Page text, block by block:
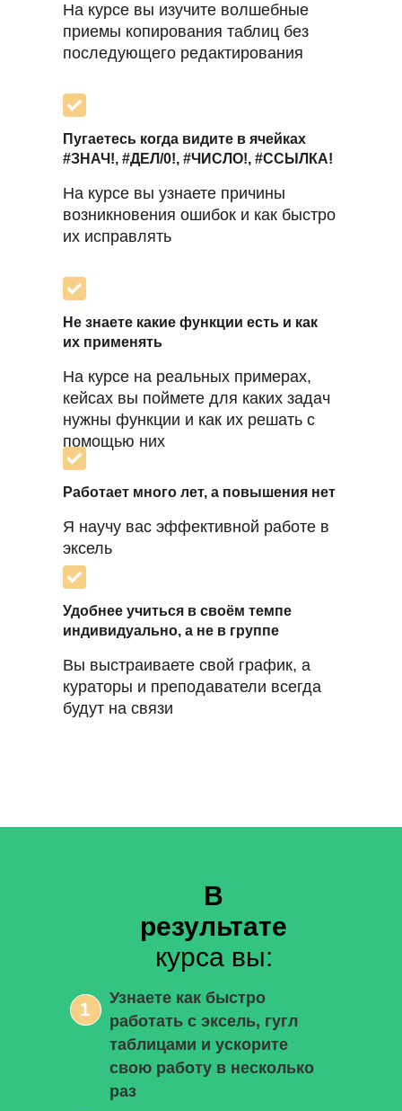
На курсе вы изучите волшебные
приемы копирования таблиц без
последующего редактирования
Пугаетесь когда видите в ячейках
#ЗНАЧ!, #ДЕЛ/0!, #ЧИСЛО!, #ССЫЛКА!
На курсе вы узнаете причины
возникновения ошибок и как быстро
их исправлять
Не знаете какие функции есть и как
их применять
На курсе на реальных примерах,
кейсах вы поймете для каких задач
нужны функции и как их решать с
помощью них
Работает много лет, а повышения нет
Я научу вас эффективной работе в
эксель
Удобнее учиться в своём темпе
индивидуально, а не в группе
Вы выстраиваете свой график, а
кураторы и преподаватели всегда
будут на связи
В
результате
курса вы:
Узнаете как быстро
работать с эксель, гугл
таблицами и ускорите
свою работу в несколько
раз
1